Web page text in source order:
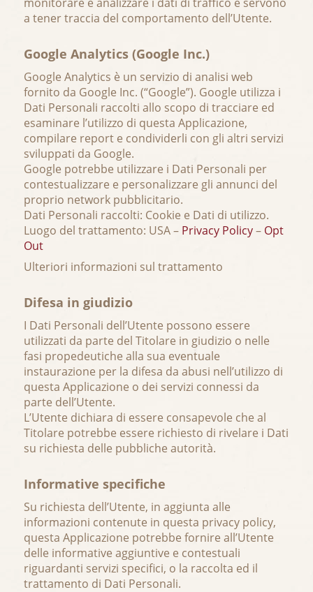
a tener traccia del comportamento dell’Utente.
Google Analytics (Google Inc.)
Google Analytics è un servizio di analisi web
fornito da Google Inc. (“Google”). Google utilizza i
Dati Personali raccolti allo scopo di tracciare ed
esaminare l’utilizzo di questa Applicazione,
compilare report e condividerli con gli altri servizi
sviluppati da Google.
Google potrebbe utilizzare i Dati Personali per
contestualizzare e personalizzare gli annunci del
proprio network pubblicitario.
Dati Personali raccolti: Cookie e Dati di utilizzo.
Luogo del trattamento: USA – Privacy Policy– Opt
Out
Ulteriori informazioni sul trattamento
Difesa in giudizio
I Dati Personali dell’Utente possono essere
utilizzati da parte del Titolare in giudizio o nelle
fasi propedeutiche alla sua eventuale
instaurazione per la difesa da abusi nell’utilizzo di
questa Applicazione o dei servizi connessi da
parte dell’Utente.
L’Utente dichiara di essere consapevole che al
Titolare potrebbe essere richiesto di rivelare i Dati
su richiesta delle pubbliche autorità.
Informative specifiche
Su richiesta dell’Utente, in aggiunta alle
informazioni contenute in questa privacy policy,
questa Applicazione potrebbe fornire all’Utente
delle informative aggiuntive e contestuali
riguardanti servizi specifici, o la raccolta ed il
trattamento di Dati Personali.